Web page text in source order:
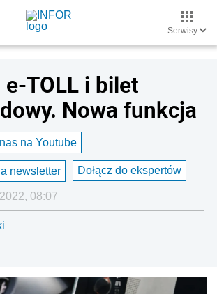
Serwisy
TOLL i bilet
Nowa funkcja
na Youtube
newsletter Dołącz do ekspertów
08:07